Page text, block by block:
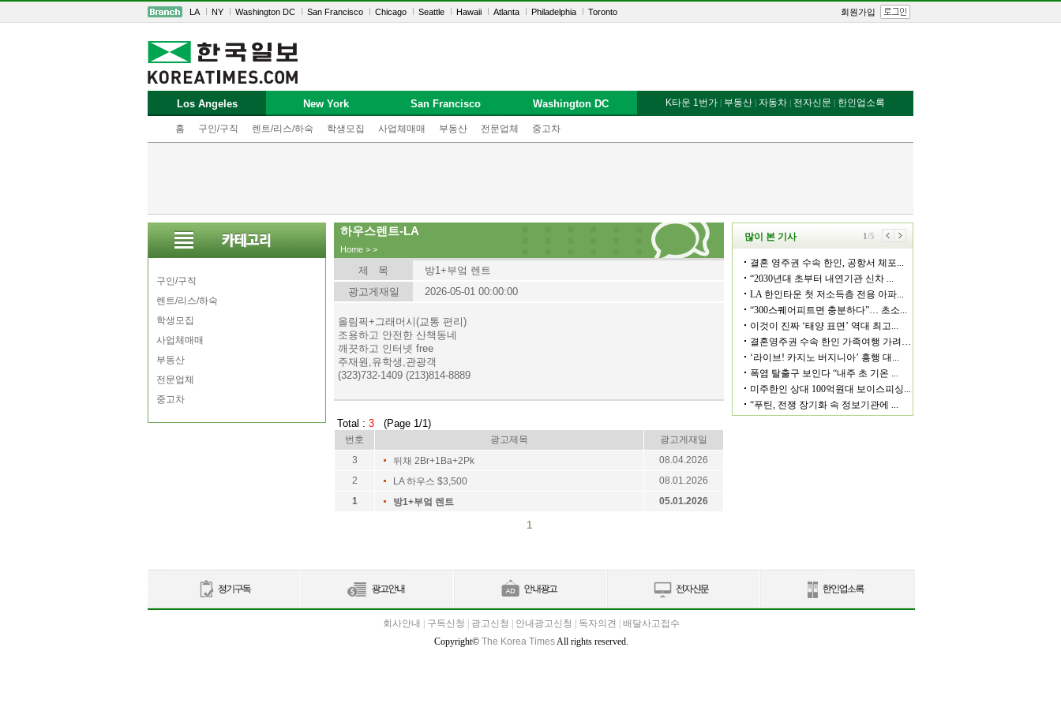
LA NY Washington DC San Francisco Chicago Seattle Hawaii Atlanta Philadelphia Toronto 회원가입
Los Angeles
홈 구인/구직 렌트/리스/하숙 학생모집 사업체매매 부동산 전문업체 중고차
New York San Francisco Washington DC K타운 1번가 | 부동산 | 자동차 | 전자신문 | 한인업소록
구인/구직
렌트/리스/하숙
학생모집
사업체매매
부동산
전문업체
중고차
하우스렌트-LA
Home > >
제 목
방1+부엌 렌트
광고게재일
2026-05-01 00:00:00
올림픽+그래머시(교통 편리)
조용하고 안전한 산책동네
깨끗하고 인터넷 free
주재원,유학생,관광객
(323)732-1409 (213)814-8889
Total : 3 (Page 1/1)
번호 광고제목
광고게재일
3
뒤채 2Br+1Ba+2Pk
08.04.2026
2
LA 하우스 $3,500
08.01.2026
1
방1+부엌 렌트 05.01.2026
1
회사안내 구독신청 광고신청 안내광고신청 독자의견
배달사고접수
Copyright© The Korea TimesAll rights reserved.